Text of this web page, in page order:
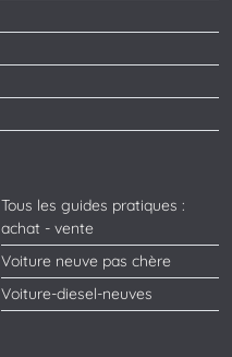
Tous les guides pratiques :
achat - vente
Voiture neuve pas chère
Voiture-diesel-neuves